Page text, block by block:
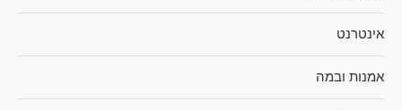
אינטרנט
אמנות ובמה